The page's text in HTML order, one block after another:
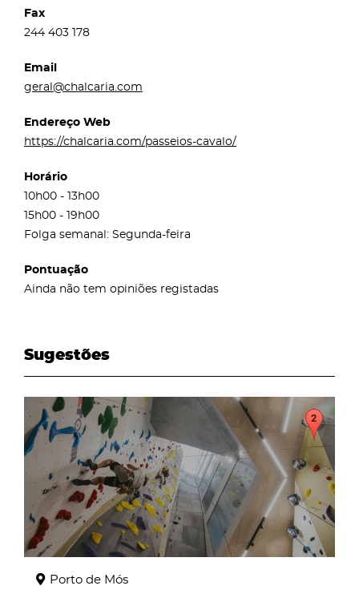
Fax
244 403 178
Email
geral@chalcaria.com
Endereço Web
https://chalcaria.com/passeios-cavalo/
Horário
10h00 - 13h00
15h00 - 19h00
Folga semanal: Segunda-feira
Pontuação
Ainda não tem opiniões registadas
Sugestões
page
Porto de Mós